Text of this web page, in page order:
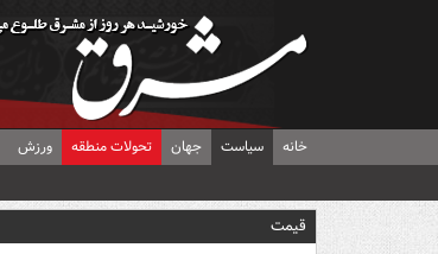
خانه سیاست جهان تحولات منطقه ورزش
قیمت